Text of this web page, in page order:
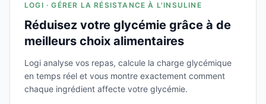
LOGI · GÉRER LA RÉSISTANCE À L'INSULINE
Réduisez votre glycémie grâce à de
meilleurs choix alimentaires
Logi analyse vos repas, calcule la charge glycémique
en temps réel et vous montre exactement comment
chaque ingrédient affecte votre glycémie.